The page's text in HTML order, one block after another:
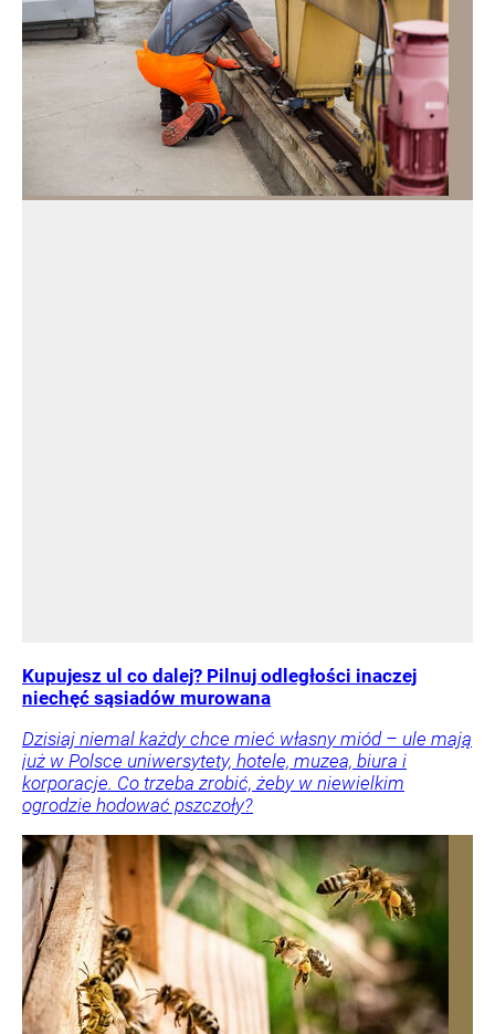
Kupujesz ul co dalej? Pilnuj odległości inaczej
niechęć sąsiadów murowana
Dzisiaj niemal każdy chce mieć własny miód – ule mają
już w Polsce uniwersytety, hotele, muzea, biura i
korporacje. Co trzeba zrobić, żeby w niewielkim
ogrodzie hodować pszczoły?